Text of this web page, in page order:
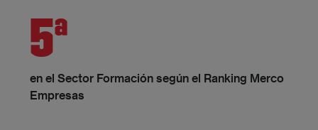
5ª
en el Sector Formación según el Ranking Merco
Empresas